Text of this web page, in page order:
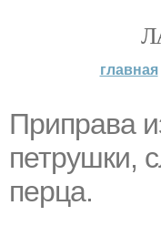
главная
Приправа
петрушки,
перца.